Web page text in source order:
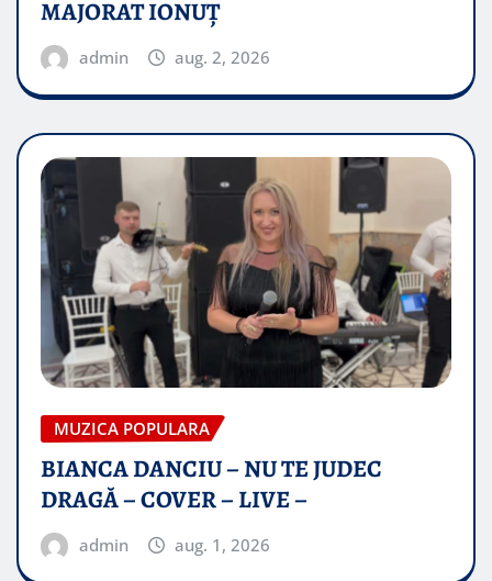
MAJORAT IONUŢ
admin aug. 2, 2026
MUZICA POPULARA
BIANCA DANCIU – NU TE JUDEC
DRAGĂ – COVER – LIVE –
admin aug. 1, 2026